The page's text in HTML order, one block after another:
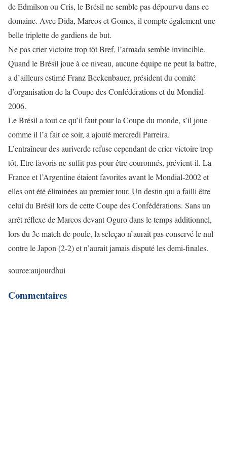
de Edmilson ou Cris, le Brésil ne semble pas dépourvu dans ce
domaine. Avec Dida, Marcos et Gomes, il compte également une
belle triplette de gardiens de but.
Ne pas crier victoire trop tôt Bref, l’armada semble invincible.
Quand le Brésil joue à ce niveau, aucune équipe ne peut la battre,
a d’ailleurs estimé Franz Beckenbauer, président du comité
d’organisation de la Coupe des Confédérations et du Mondial-
2006.
Le Brésil a tout ce qu’il faut pour la Coupe du monde, s’il joue
comme il l’a fait ce soir, a ajouté mercredi Parreira.
L’entraîneur des auriverde refuse cependant de crier victoire trop
tôt. Etre favoris ne suffit pas pour être couronnés, prévient-il. La
France et l’Argentine étaient favorites avant le Mondial-2002 et
elles ont été éliminées au premier tour. Un destin qui a failli être
celui du Brésil lors de cette Coupe des Confédérations. Sans un
arrêt réflexe de Marcos devant Oguro dans le temps additionnel,
lors du 3e match de poule, la seleçao n’aurait pas conservé le nul
contre le Japon (2-2) et n’aurait jamais disputé les demi-finales.
source:aujourdhui
Commentaires